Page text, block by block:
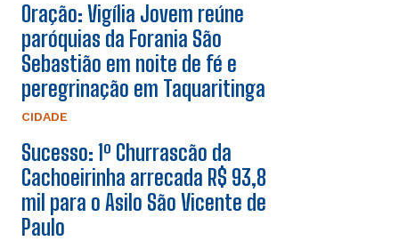
Oração: Vigília Jovem reúne
paróquias da Forania São
Sebastião em noite de fé e
peregrinação em Taquaritinga
CIDADE
Sucesso: 1º Churrascão da
Cachoeirinha arrecada R$ 93,8
mil para o Asilo São Vicente de
Paulo